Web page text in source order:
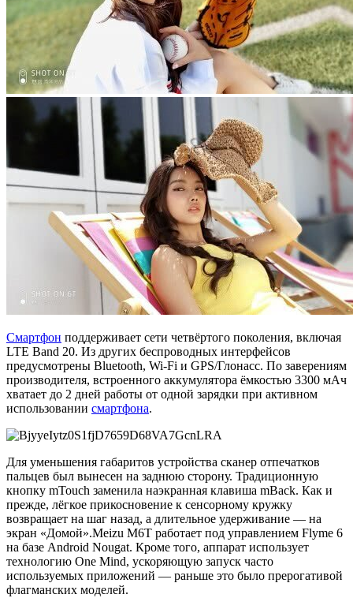
Смартфон поддерживает сети четвёртого поколения, включая
LTE Band 20. Из других беспроводных интерфейсов
предусмотрены Bluetooth, Wi-Fi и GPS/Глонасс. По заверениям
производителя, встроенного аккумулятора ёмкостью 3300 мАч
хватает до 2 дней работы от одной зарядки при активном
использовании смартфона.
Для уменьшения габаритов устройства сканер отпечатков
пальцев был вынесен на заднюю сторону. Традиционную
кнопку mTouch заменила наэкранная клавиша mBack. Как и
прежде, лёгкое прикосновение к сенсорному кружку
возвращает на шаг назад, а длительное удерживание — на
экран «Домой».Meizu M6T работает под управлением Flyme 6
на базе Android Nougat. Кроме того, аппарат использует
технологию One Mind, ускоряющую запуск часто
используемых приложений — раньше это было прерогативой
флагманских моделей.